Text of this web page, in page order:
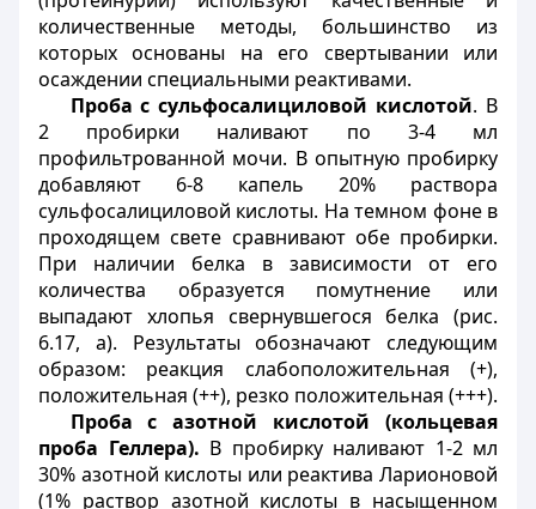
количественные методы, большинство из
которых основаны на его свертывании или
осаждении специальными реактивами.
Проба с сульфосалициловой кислотой. В
2 пробирки наливают по 3-4 мл
профильтрованной мочи. В опытную пробирку
добавляют 6-8 капель 20% раствора
сульфосалициловой кислоты. На темном фоне в
проходящем свете сравнивают обе пробирки.
При наличии белка в зависимости от его
количества образуется помутнение или
выпадают хлопья свернувшегося белка (рис.
6.17, а). Результаты обозначают следующим
образом: реакция слабоположительная (+),
положительная (++), резко положительная (+++).
Проба с азотной кислотой (кольцевая
проба Геллера). В пробирку наливают 1-2 мл
30% азотной кислоты или реактива Ларионовой
(1% раствор азотной кислоты в насыщенном